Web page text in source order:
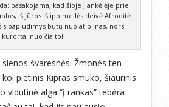
pasakojama, kad šioje įlankėlėje prie
iš jūros išlipo meilės deivė Afroditė.
paplūdimys būtų nuolat pilnas, nors
kurortai nuo čia toli.
švaresnės. Žmonės ten
pietinis Kipras smuko, šiaurinis
vidutinė alga “į rankas” tebėra